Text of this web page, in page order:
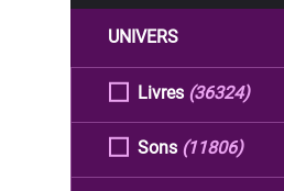
UNIVERS
Livres (36324)
Sons (11806)